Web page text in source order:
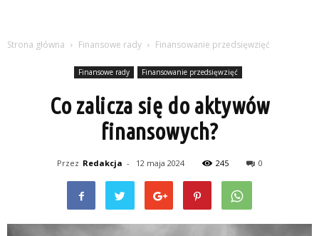
Strona główna Finansowe rady Finansowanie przedsięwzięć
Finansowe rady Finansowanie przedsięwzięć
Co zalicza się do aktywów
finansowych?
Przez Redakcja - 12 maja 2024 245 0